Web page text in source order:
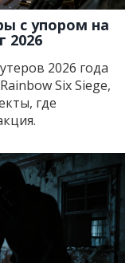
с упором на
2026
2026 года
Six Siege,
где